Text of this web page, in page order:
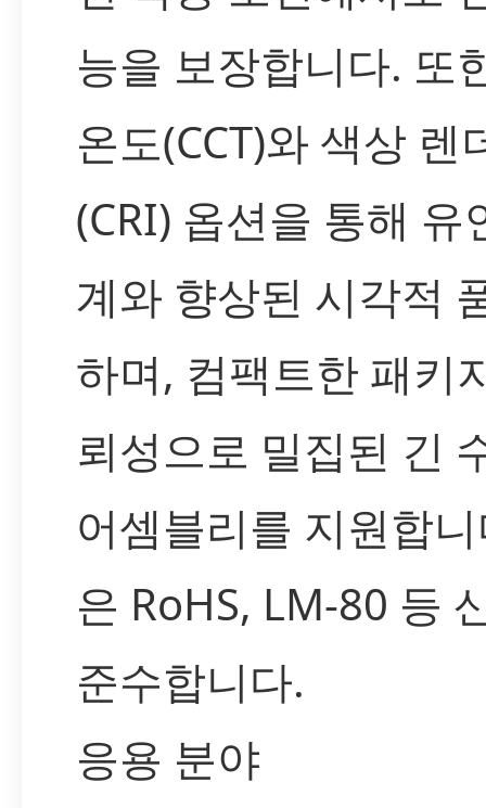
능을 보장합니다. 또
온도(CCT)와 색상 렌
(CRI) 옵션을 통해 유
계와 향상된 시각적
하며, 컴팩트한 패키
뢰성으로 밀집된 긴
어셈블리를 지원합
은 RoHS, LM-80 등
준수합니다.
응용 분야